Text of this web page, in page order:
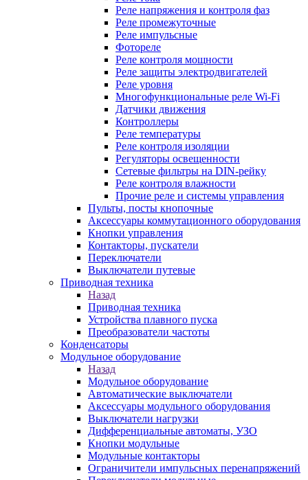
Реле напряжения и контроля фаз
Реле промежуточные
Реле импульсные
Фотореле
Реле контроля мощности
Реле защиты электродвигателей
Реле уровня
Многофункциональные реле Wi-Fi
Датчики движения
Контроллеры
Реле температуры
Реле контроля изоляции
Регуляторы освещенности
Сетевые фильтры на DIN-рейку
Реле контроля влажности
Прочие реле и системы управления
Пульты, посты кнопочные
Аксессуары коммутационного оборудования
Кнопки управления
Контакторы, пускатели
Переключатели
Выключатели путевые
Приводная техника
Назад
Приводная техника
Устройства плавного пуска
Преобразователи частоты
Конденсаторы
Модульное оборудование
Назад
Модульное оборудование
Автоматические выключатели
Аксессуары модульного оборудования
Выключатели нагрузки
Дифференциальные автоматы, УЗО
Кнопки модульные
Модульные контакторы
Ограничители импульсных перенапряжений